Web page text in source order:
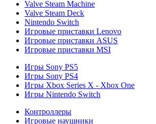
Valve Steam Machine
Valve Steam Deck
Nintendo Switch
Игровые приставки Lenovo
Игровые приставки ASUS
Игровые приставки MSI
Игры Sony PS5
Игры Sony PS4
Игры Xbox Series X - Xbox One
Игры Nintendo Switch
Контроллеры
Игровые наушники